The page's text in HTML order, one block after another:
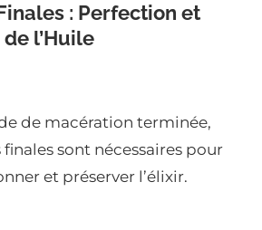
: Perfection et
l’Huile
de macération terminée,
sont nécessaires pour
et préserver l’élixir.